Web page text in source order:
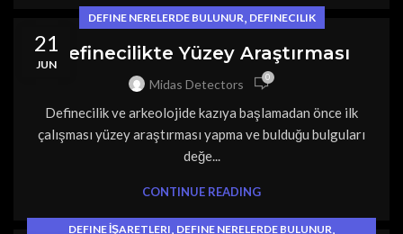
21
JUN
DEFINE NERELERDE BULUNUR, DEFINECILIK
Definecilikte Yüzey Araştırması
Midas Detectors 0
Definecilik ve arkeolojide kazıya başlamadan önce ilk
çalışması yüzey araştırması yapma ve bulduğu bulguları
değe...
CONTINUE READING
DEFINE İŞARETLERI, DEFINE NERELERDE BULUNUR,